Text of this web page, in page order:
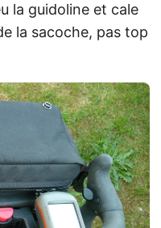
la guidoline et cale
la sacoche, pas top